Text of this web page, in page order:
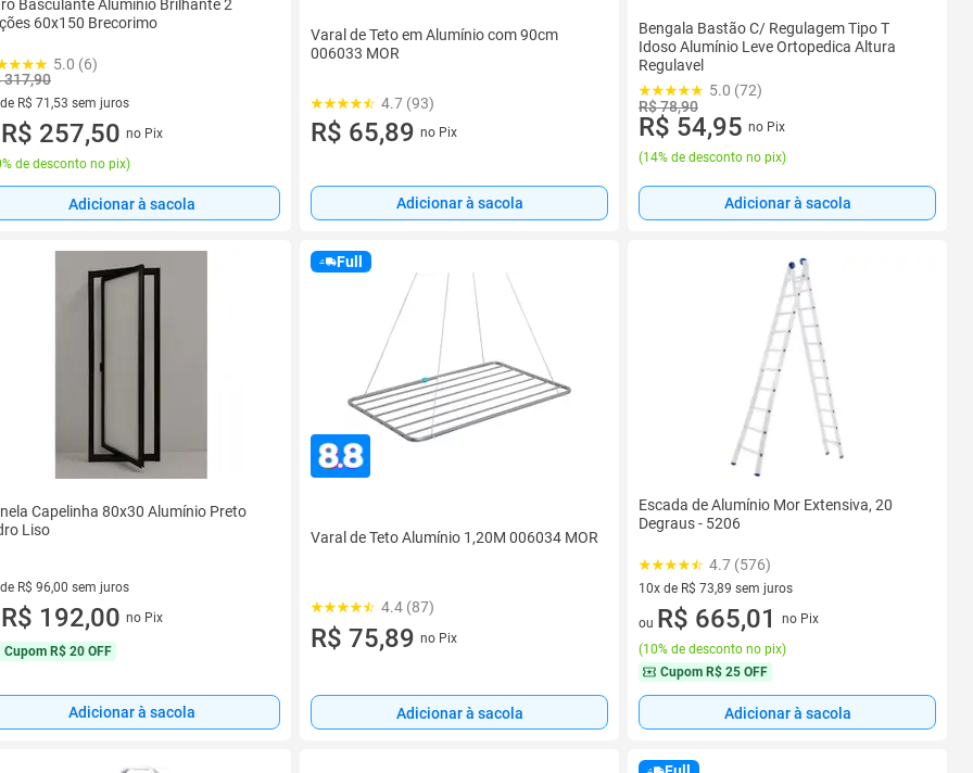
Basculante Alumínio Brilhante 2
60x150 Brecorimo
5.0 (6)
317,90
R$ 71,53 sem juros
de R$ 71,53 sem juros
R$ 257,50 no Pix
de desconto no pix)
Adicionar à sacola
Varal de Teto em Alumínio com 90cm
006033 MOR
4.7 (93)
R$ 65,89 no Pix
Adicionar à sacola
Bengala Bastão C/ Regulagem Tipo T
Idoso Alumínio Leve Ortopedica Altura
Regulavel
5.0 (72)
R$ 78,90
R$ 54,95 no Pix
(14% de desconto no pix)
Adicionar à sacola
Capelinha 80x30 Alumínio Preto
Liso
R$ 96,00 sem juros
de R$ 96,00 sem juros
R$ 192,00 no Pix
Cupom R$ 20 OFF
Adicionar à sacola
Full
Varal de Teto Alumínio 1,20M 006034 MOR
4.4 (87)
R$ 75,89 no Pix
Adicionar à sacola
Escada de Alumínio Mor Extensiva, 20
Degraus - 5206
4.7 (576)
10x de R$ 73,89 sem juros
10 vez de R$ 73,89 sem juros
ou R$ 665,01
no Pix
(10% de desconto no pix)
Cupom R$ 25 OFF
Adicionar à sacola